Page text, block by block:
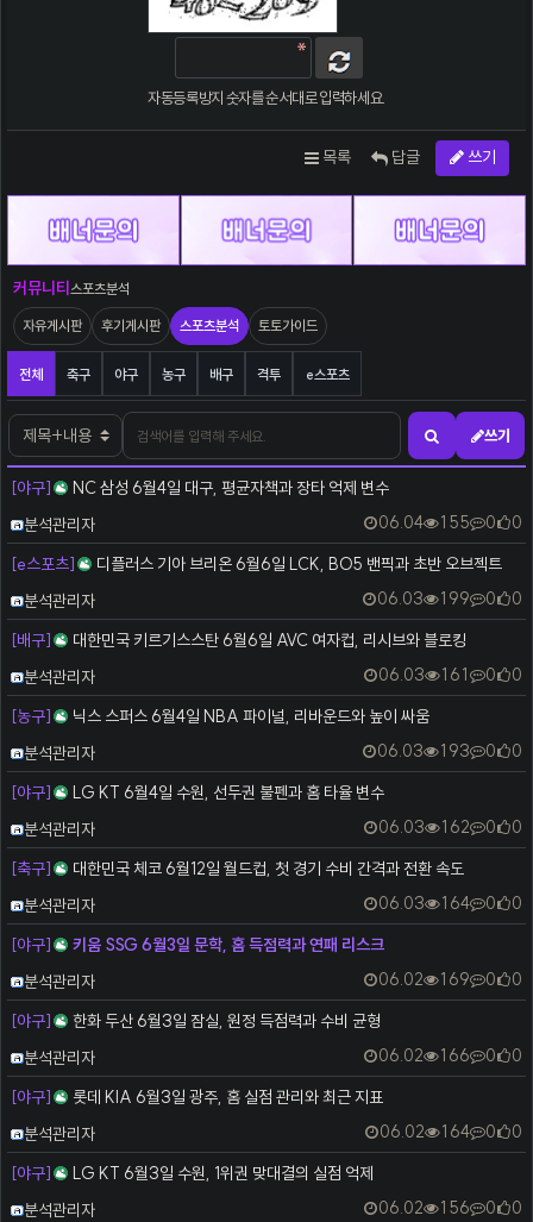
자동등록방지 숫자를 순서대로 입력하세요.
목록 답글 쓰기
커뮤니티 스포츠분석
자유게시판 후기게시판 스포츠분석 토토가이드
스포츠분석 분류 목록
전체 축구 야구 농구 배구 격투 e스포츠
검색대상 검색어
검색하기쓰기
[야구]
NC 삼성 6월4일 대구, 평균자책과 장타 억제 변수
등록자
분석관리자 06.04 155 0
0
[e스포츠]
디플러스 기아 브리온 6월6일 LCK, BO5 밴픽과 초반 오브젝트
등록자
분석관리자 06.03 199 0
0
[배구]
대한민국 키르기스스탄 6월6일 AVC 여자컵, 리시브와 블로킹
등록자
분석관리자 06.03 161 0
0
[농구]
닉스 스퍼스 6월4일 NBA 파이널, 리바운드와 높이 싸움
등록자
분석관리자 06.03 193 0
0
[야구]
LG KT 6월4일 수원, 선두권 불펜과 홈 타율 변수
등록자
분석관리자 06.03 162 0
0
[축구]
대한민국 체코 6월12일 월드컵, 첫 경기 수비 간격과 전환 속도
등록자
분석관리자 06.03 164 0
0
[야구]
키움 SSG 6월3일 문학, 홈 득점력과 연패 리스크
등록자
분석관리자 06.02 169 0
0
[야구]
한화 두산 6월3일 잠실, 원정 득점력과 수비 균형
등록자
분석관리자 06.02 166 0
0
[야구]
롯데 KIA 6월3일 광주, 홈 실점 관리와 최근 지표
등록자
분석관리자 06.02 164 0
0
[야구]
LG KT 6월3일 수원, 1위권 맞대결의 실점 억제
등록자
분석관리자 06.02 156 0
0